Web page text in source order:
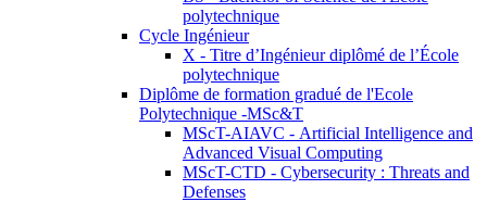
polytechnique
Cycle Ingénieur
X - Titre d’Ingénieur diplômé de l’École
polytechnique
Diplôme de formation gradué de l'Ecole
Polytechnique -MSc&T
MScT-AIAVC - Artificial Intelligence and
Advanced Visual Computing
MScT-CTD - Cybersecurity : Threats and
Defenses